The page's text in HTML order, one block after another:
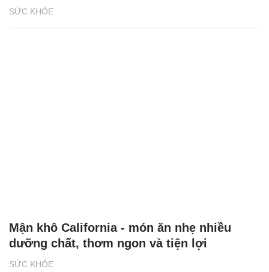
SỨC KHỎE
SỨC KHỎE
Mận khô California - món ăn nhẹ nhiều
dưỡng chất, thơm ngon và tiện lợi